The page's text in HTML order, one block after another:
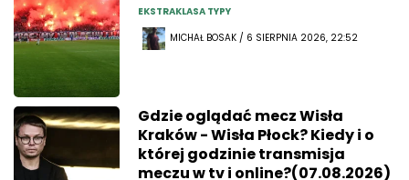
EKSTRAKLASA TYPY
MICHAŁ BOSAK / 6 SIERPNIA 2026, 22:52
Gdzie oglądać mecz Wisła
Kraków - Wisła Płock? Kiedy i o
której godzinie transmisja
meczu w tv i online?(07.08.2026)